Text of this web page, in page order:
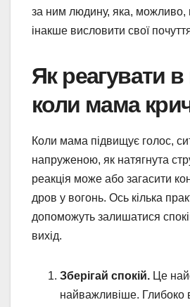
за ним людину, яка, можливо,
інакше висловити свої
Як реагувати
коли мама
Коли мама підвищує голос,
напруженою, як натягнута
реакція може або загасити
дров у вогонь. Ось кілька
допоможуть залишатися
вихід.
Зберігай спокій. Це
найважливіше. Глибоко